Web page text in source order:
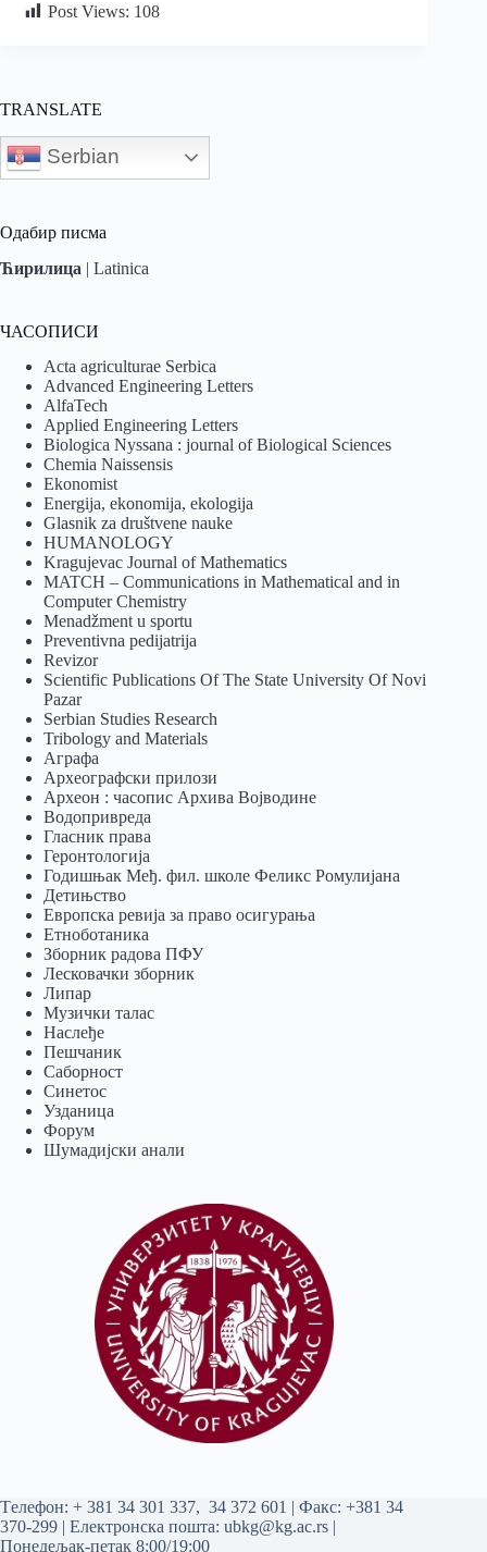
Post Views: 108
TRANSLATE
Serbian
Одабир писма
Ћирилица | Latinica
ЧАСОПИСИ
Acta agriculturae Serbica
Advanced Engineering Letters
AlfaTech
Applied Engineering Letters
Biologica Nyssana : journal of Biological Sciences
Chemia Naissensis
Ekonomist
Energija, ekonomija, ekologija
Glasnik za društvene nauke
HUMANOLOGY
Kragujevac Journal of Mathematics
MATCH – Communications in Mathematical and in
Computer Chemistry
Menadžment u sportu
Preventivna pedijatrija
Revizor
Scientific Publications Of The State University Of Novi
Pazar
Serbian Studies Research
Tribology and Materials
Аграфа
Археографски прилози
Археон : часопис Архива Војводине
Водопривреда
Гласник права
Геронтологија
Годишњак Међ. фил. школе Феликс Ромулијана
Детињство
Европска ревија за право осигурања
Eтноботаника
Зборник радова ПФУ
Лесковачки зборник
Липар
Музички талас
Наслеђе
Пешчаник
Саборност
Синетос
Узданица
Форум
Шумадијски анали
Tелефон: + 381 34 301 337, 34 372 601 | Факс: +381 34
370-299 | Електронска пошта: ubkg@kg.ac.rs |
Понедељак-петак 8:00/19:00